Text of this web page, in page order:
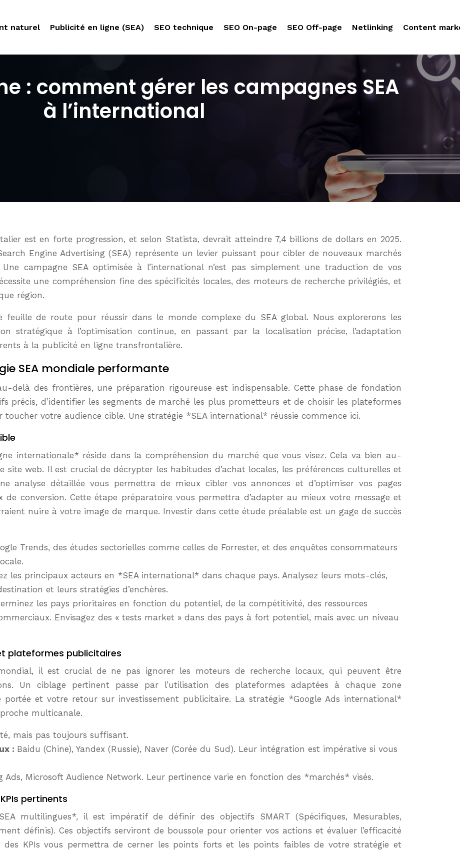
naturel Publicité en ligne (SEA) SEO technique SEO On-page SEO Off-page Netlinking Content
: comment gérer les campagnes SEA
à l’international
Engine Advertising (SEA) représente un levier puissant pour cibler de nouveaux marchés
campagne SEA optimisée à l’international n’est pas simplement une traduction de vos
une compréhension fine des spécificités locales, des moteurs de recherche privilégiés, et
région.
feuille de route pour réussir dans le monde complexe du SEA global. Nous explorerons les
stratégique à l’optimisation continue, en passant par la localisation précise, l’adaptation
à la publicité en ligne transfrontalière.
SEA mondiale performante
delà des frontières, une préparation rigoureuse est indispensable. Cette phase de fondation
précis, d’identifier les segments de marché les plus prometteurs et de choisir les plateformes
votre audience cible. Une stratégie *SEA international* réussie commence ici.
internationale* réside dans la compréhension du marché que vous visez. Cela va bien au-
site web. Il est crucial de décrypter les habitudes d’achat locales, les préférences culturelles et
analyse détaillée vous permettra de mieux cibler vos annonces et d’optimiser vos pages
de conversion. Cette étape préparatoire vous permettra d’adapter au mieux votre message et
nuire à votre image de marque. Investir dans cette étude préalable est un gage de succès
Trends, des études sectorielles comme celles de Forrester, et des enquêtes consommateurs
les principaux acteurs en *SEA international* dans chaque pays. Analysez leurs mots-clés,
et leurs stratégies d’enchères.
les pays prioritaires en fonction du potentiel, de la compétitivité, des ressources
Envisagez des « tests market » dans des pays à fort potentiel, mais avec un niveau
plateformes publicitaires
il est crucial de ne pas ignorer les moteurs de recherche locaux, qui peuvent être
Un ciblage pertinent passe par l’utilisation des plateformes adaptées à chaque zone
et votre retour sur investissement publicitaire. La stratégie *Google Ads international*
multicanale.
mais pas toujours suffisant.
: Baidu (Chine), Yandex (Russie), Naver (Corée du Sud). Leur intégration est impérative si vous
Ads, Microsoft Audience Network. Leur pertinence varie en fonction des *marchés* visés.
pertinents
multilingues*, il est impératif de définir des objectifs SMART (Spécifiques, Mesurables,
définis). Ces objectifs serviront de boussole pour orienter vos actions et évaluer l’efficacité
des KPIs vous permettra de cerner les points forts et les points faibles de votre stratégie et